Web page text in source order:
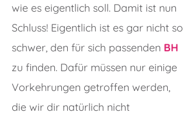
wie es eigentlich soll. Damit ist nun
Schluss! Eigentlich ist es gar nicht so
schwer, den für sich passenden BH
zu finden. Dafür müssen nur einige
Vorkehrungen getroffen werden,
die wir dir natürlich nicht